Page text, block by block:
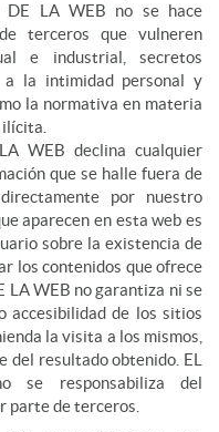
DE LA WEB no se hace
terceros que vulneren
e industrial, secretos
a la intimidad personal y
la normativa en materia
WEB declina cualquier
que se halle fuera de
por nuestro
aparecen en esta web es
sobre la existencia de
los contenidos que ofrece
LA WEB no garantiza ni se
accesibilidad de los sitios
la visita a los mismos,
del resultado obtenido. EL
se responsabiliza del
parte de terceros.